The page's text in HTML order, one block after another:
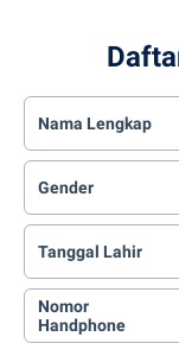
Nama Lengkap
Gender
Tanggal Lahir
Nomor
Handphone